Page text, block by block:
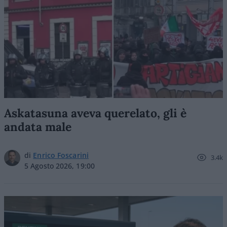
Askatasuna aveva querelato, gli è
andata male
di Enrico Foscarini
5 Agosto 2026, 19:00
3.4k